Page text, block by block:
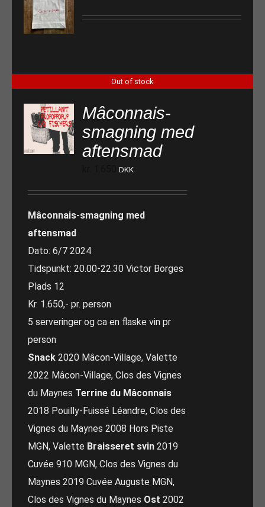
Out of stock
Mâconnais-
smagning med
aftensmad
DKK
Mâconnais-smagning med
aftensmad
Dato: 6/7 2024
Tidspunkt: 20.00-22.30 Victor Borges
Plads 12
Kr. 1.650,- pr. person
5 serveringer og ca en flaske vin pr
person
Snack 2020 Mâcon-Village, Valette
2022 Mâcon-Village, Clos des Vignes
du Maynes Terrine du Mâconnais
2018 Pouilly-Fuissé Léandre, Clos des
Vignes du Maynes 2008 Hors Piste
MGN, Valette Braisseret svin 2019
Cuvée 910 MGN, Clos des Vignes du
Maynes 2019 Cuvée Auguste MGN,
Clos des Vignes du Maynes Ost 2002